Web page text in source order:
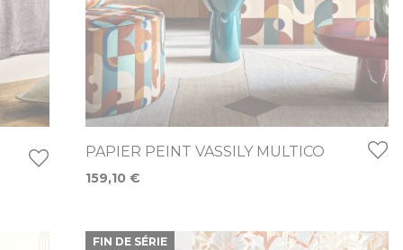
PAPIER PEINT VASSILY MULTICO
159,10 €
FIN DE SÉRIE